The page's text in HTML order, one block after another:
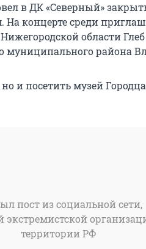
в ДК «Северный»
На концерте среди
области
муниципального района
но и посетить музей
пост из социальной сети,
экстремистской
территории РФ